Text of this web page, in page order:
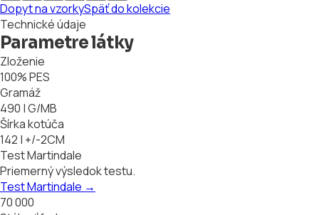
Dopyt na vzorkySpäť do kolekcie
Technické údaje
Parametre látky
Zloženie
100% PES
Gramáž
490 | G/MB
Šírka kotúča
142 | +/-2CM
Test Martindale
Priemerný výsledok testu.
Test Martindale →
70 000